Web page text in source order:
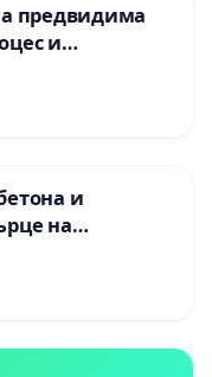
предвидима
и
учениците от
и
на